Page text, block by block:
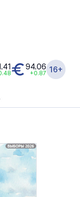
94.06
+0.87 16+